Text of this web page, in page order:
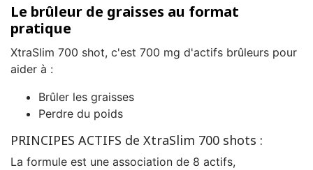
Le brûleur de graisses au format
pratique
XtraSlim 700 shot, c'est 700 mg d'actifs brûleurs pour
aider à :
Brûler les graisses
Perdre du poids
PRINCIPES ACTIFS de XtraSlim 700 shots :
La formule est une association de 8 actifs,